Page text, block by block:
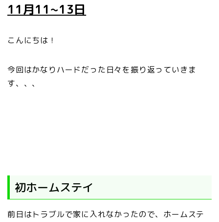
11月11~13日
こんにちは！
今回はかなりハードだった日々を振り返っていきま
す、、、
初ホームステイ
前日はトラブルで家に入れなかったので、ホームステ